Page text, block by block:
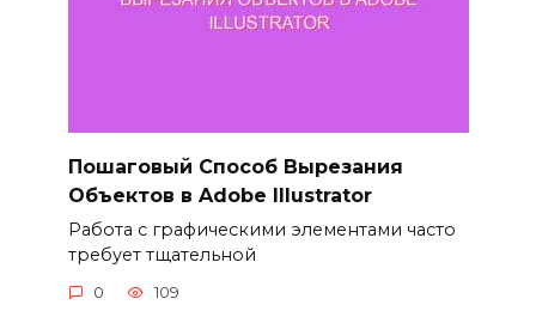
Пошаговый Способ Вырезания
Объектов в Adobe Illustrator
Работа с графическими элементами часто
требует тщательной
0 109